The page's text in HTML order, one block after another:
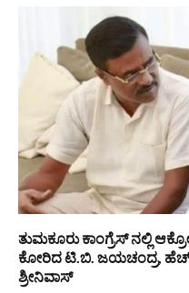
ತುಮಕೂರು ಕಾಂಗ್ರೆಸ್ ನಲ್ಲಿ
ಕೋರಿದ ಟಿ.ಬಿ. ಜಯಚಂದ್ರ, ಹೆಚ್
ಶ್ರೀನಿವಾಸ್